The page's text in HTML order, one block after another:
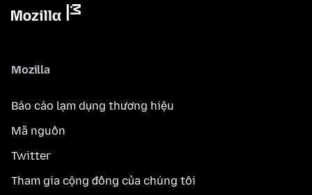
Mozilla
Báo cáo lạm dụng thương hiệu
Mã nguồn
Twitter
Tham gia cộng đồng của chúng tôi